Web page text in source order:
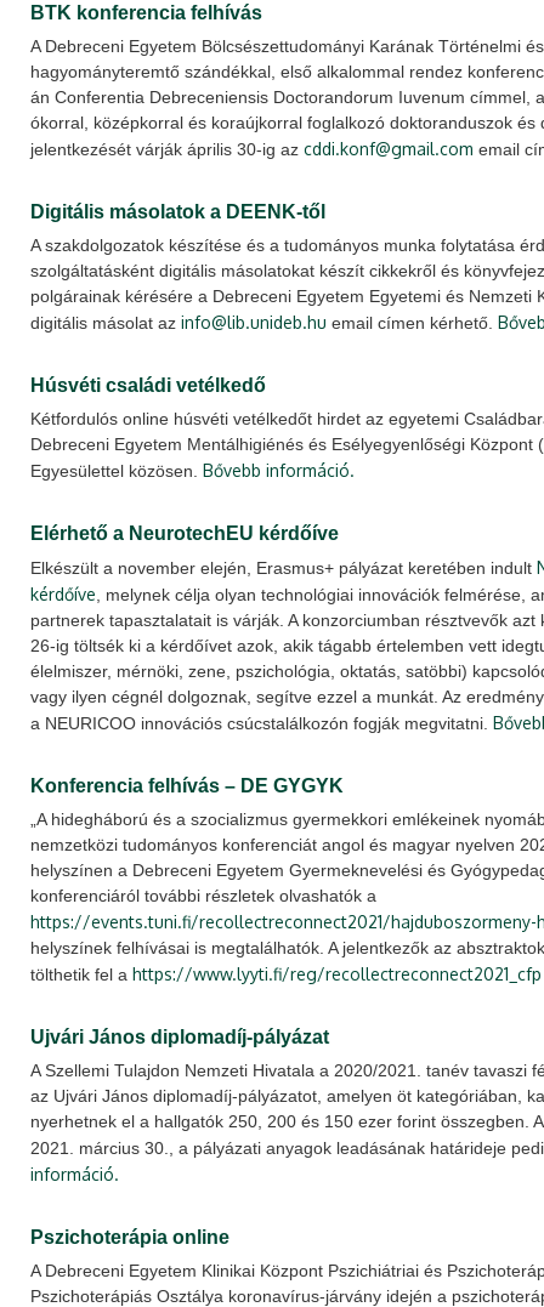
BTK konferencia felhívás
A Debreceni Egyetem Bölcsészettudományi Karának Történelmi
hagyományteremtő szándékkal, első alkalommal rendez
án Conferentia Debreceniensis Doctorandorum Iuvenum címmel,
ókorral, középkorral és koraújkorral foglalkozó doktoranduszok és
jelentkezését várják április 30-ig az cddi.konf@gmail.com email
Digitális másolatok a DEENK-től
A szakdolgozatok készítése és a tudományos munka folytatása
szolgáltatásként digitális másolatokat készít cikkekről és
polgárainak kérésére a Debreceni Egyetem Egyetemi és Nemzeti
digitális másolat az info@lib.unideb.hu email címen kérhető.
Húsvéti családi vetélkedő
Kétfordulós online húsvéti vetélkedőt hirdet az egyetemi
Debreceni Egyetem Mentálhigiénés és Esélyegyenlőségi Központ
Egyesülettel közösen. Bővebb információ.
Elérhető a NeurotechEU kérdőíve
Elkészült a november elején, Erasmus+ pályázat keretében indult
kérdőíve , melynek célja olyan technológiai innovációk felmérése,
partnerek tapasztalatait is várják. A konzorciumban résztvevők
26-ig töltsék ki a kérdőívet azok, akik tágabb értelemben vett
élelmiszer, mérnöki, zene, pszichológia, oktatás, satöbbi)
vagy ilyen cégnél dolgoznak, segítve ezzel a munkát. Az
a NEURICOO innovációs csúcstalálkozón fogják megvitatni.
Konferencia felhívás – DE GYGYK
„A hidegháború és a szocializmus gyermekkori emlékeinek
nemzetközi tudományos konferenciát angol és magyar nyelven
helyszínen a Debreceni Egyetem Gyermeknevelési és
konferenciáról további részletek olvashatók a
https://events.tuni.fi/recollectreconnect2021/hajduboszormeny-
helyszínek felhívásai is megtalálhatók. A jelentkezők az
tölthetik fel a https://www.lyyti.fi/reg/recollectreconnect2021_cfp
Ujvári János diplomadíj-pályázat
A Szellemi Tulajdon Nemzeti Hivatala a 2020/2021. tanév tavaszi
az Ujvári János diplomadíj-pályázatot, amelyen öt kategóriában,
nyerhetnek el a hallgatók 250, 200 és 150 ezer forint összegben.
2021. március 30., a pályázati anyagok leadásának határideje
információ.
Pszichoterápia online
A Debreceni Egyetem Klinikai Központ Pszichiátriai és
Pszichoterápiás Osztálya koronavírus-járvány idején a